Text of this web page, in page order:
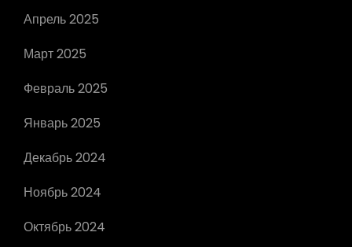
Апрель 2025
Март 2025
Февраль 2025
Январь 2025
Декабрь 2024
Ноябрь 2024
Октябрь 2024